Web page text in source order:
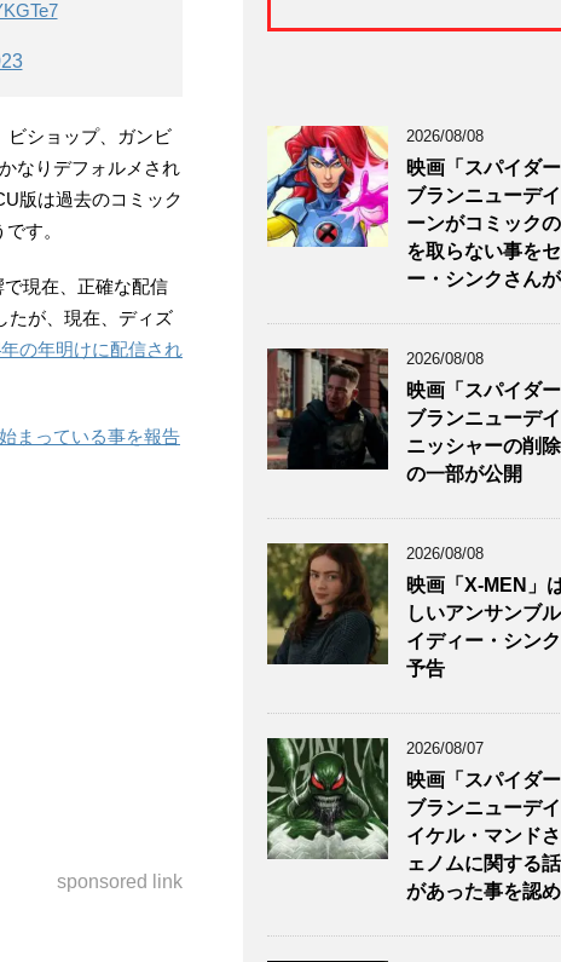
ビショップ、ガンビ
なりデフォルメされ
版は過去のコミック
す。
で現在、正確な配信
たが、現在、ディズ
年の年明けに配信され
まっている事を報告
sponsored link
2026/08/08
映画「スパイダー
ブランニューデ
ーンがコミック
を取らない事を
ー・シンクさん
2026/08/08
映画「スパイダー
ブランニューデ
ニッシャーの削
の一部が公開
2026/08/08
映画「X-MEN」
しいアンサンブ
イディー・シン
予告
2026/08/07
映画「スパイダー
ブランニューデ
イケル・マンド
ェノムに関する
があった事を認